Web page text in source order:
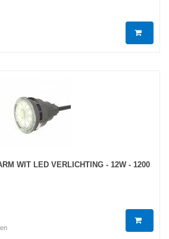
WIT LED VERLICHTING - 12W - 1200